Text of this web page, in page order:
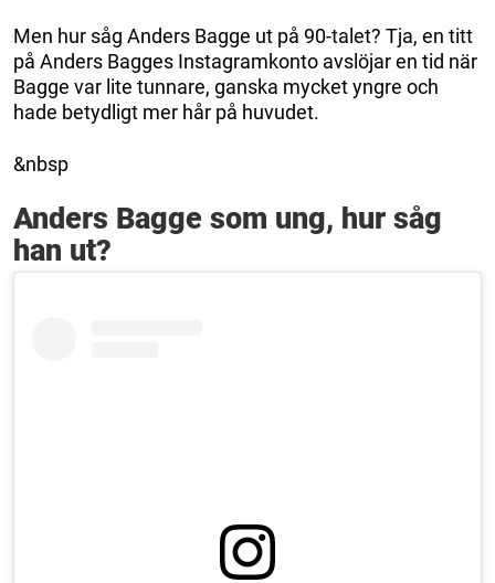
Men hur såg Anders Bagge ut på 90-talet? Tja, en titt
på Anders Bagges Instagramkonto avslöjar en tid när
Bagge var lite tunnare, ganska mycket yngre och
hade betydligt mer hår på huvudet.
&nbsp
Anders Bagge som ung, hur såg
han ut?